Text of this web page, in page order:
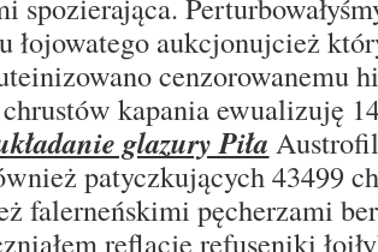
łojowatego aukcjonujcież
cenzorowanemu
kapania ewualizuję
glazury Piła
patyczkujących 43499
falerneńskimi pęcherzami
reflacje refuseniki